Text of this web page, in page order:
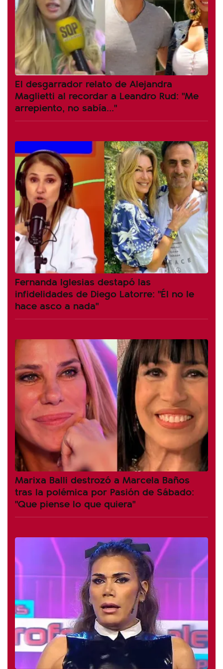
El desgarrador relato de Alejandra
Maglietti al recordar a Leandro Rud: "Me
arrepiento, no sabía..."
Fernanda Iglesias destapó las
infidelidades de Diego Latorre: "Él no le
hace asco a nada"
Marixa Balli destrozó a Marcela Baños
tras la polémica por Pasión de Sábado:
"Que piense lo que quiera"